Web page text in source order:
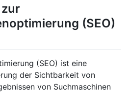
(SEO)
(SEO) ist eine
der Sichtbarkeit von
von Suchmaschinen